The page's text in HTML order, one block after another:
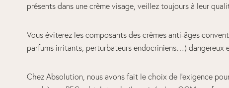
présents dans une crème visage, veillez toujours à leur
Vous éviterez les composants des crèmes anti-âges
parfums irritants, perturbateurs endocriniens…) dangereux
Chez Absolution, nous avons fait le choix de l’exigence